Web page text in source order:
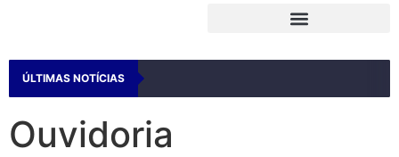
ÚLTIMAS NOTÍCIAS
Ouvidoria